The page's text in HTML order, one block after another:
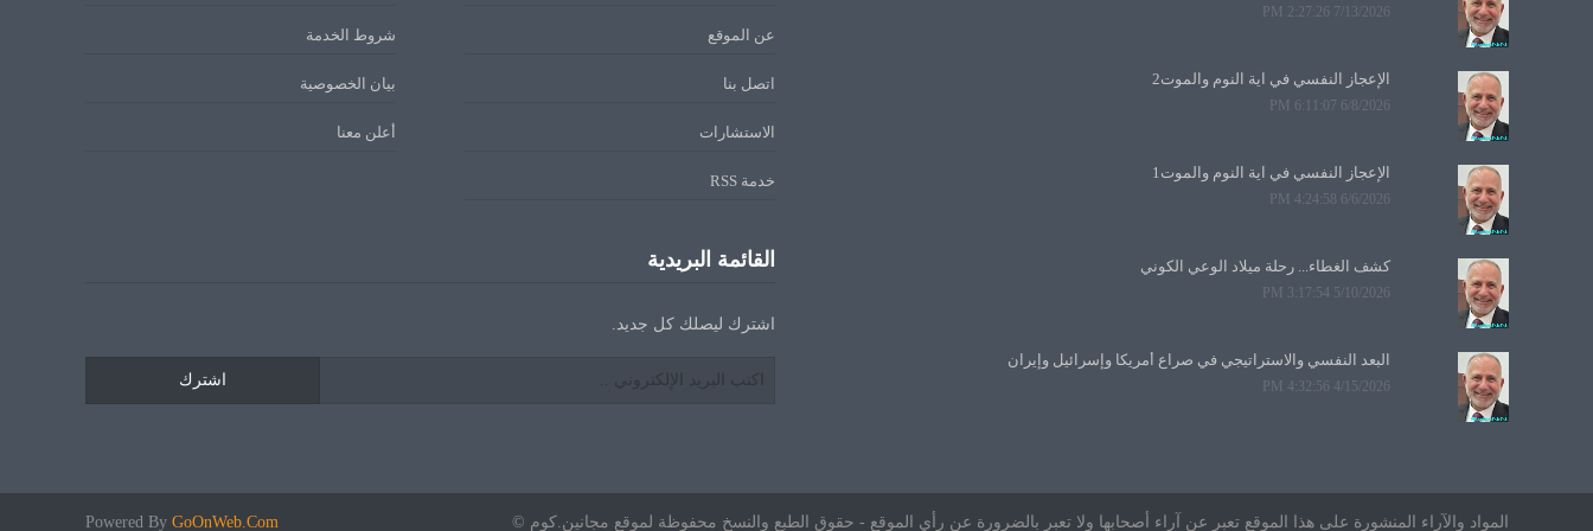
7/13/2026 2:27:26 PM
الإعجاز النفسي في آية النوم والموت2
6/8/2026 6:11:07 PM
الإعجاز النفسي في آية النوم والموت1
6/6/2026 4:24:58 PM
كشف الغطاء... رحلة ميلاد الوعي الكوني
5/10/2026 3:17:54 PM
البعد النفسي والاستراتيجي في صراع أمريكا وإسرائيل وإيران
4/15/2026 4:32:56 PM
عن الموقع شروط الخدمة
اتصل بنا بيان الخصوصية
الاستشارات أعلن معنا
خدمة RSS
القائمة البريدية
اشترك ليصلك كل جديد.
اشترك
المواد والآراء المنشورة على هذا الموقع تعبر عن آراء أصحابها ولا تعبر بالضرورة عن رأي الموقع - حقوق الطبع والنسخ محفوظة لموقع مجانين.كوم © Powered By GoOnWeb.Com